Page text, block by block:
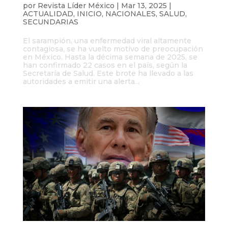
por Revista Líder México | Mar 13, 2025 |
ACTUALIDAD, INICIO, NACIONALES, SALUD,
SECUNDARIAS
El sarampión, una enfermedad viral altamente
contagiosa, se ha vuelto motivo de preocupación
en México. Hasta la décima semana de 2025, se
han confirmado 22 casos en el país, según la
Secretaría de Salud. Este brote ha llevado a las
autoridades a emitir una alerta...